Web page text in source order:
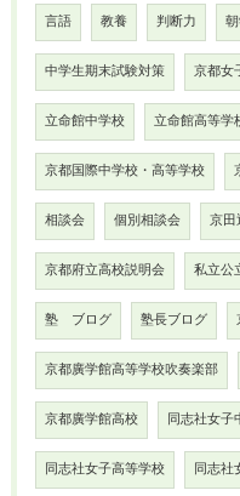
言語 教養 判断力
中学生期末試験対策 京都女
立命館中学校 立命館高等学
京都国際中学校・高等学校
相談会 個別相談会 京
京都府立高校説明会 私立公
塾 ブログ 塾長ブログ
京都廣学館高等学校吹奏楽部
京都廣学館高校 同志社女子
同志社女子高等学校 同志社